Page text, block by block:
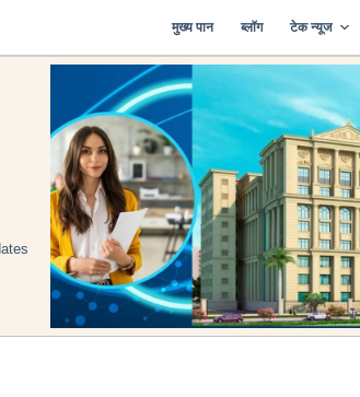
मुख्य पान ब्लॉग टेक न्यूज